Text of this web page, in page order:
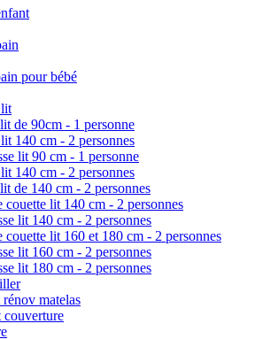
pour bébé
lit
de 90cm - 1 personne
140 cm - 2 personnes
lit 90 cm - 1 personne
140 cm - 2 personnes
de 140 cm - 2 personnes
couette lit 140 cm - 2 personnes
lit 140 cm - 2 personnes
couette lit 160 et 180 cm - 2 personnes
lit 160 cm - 2 personnes
lit 180 cm - 2 personnes
rénov matelas
couverture